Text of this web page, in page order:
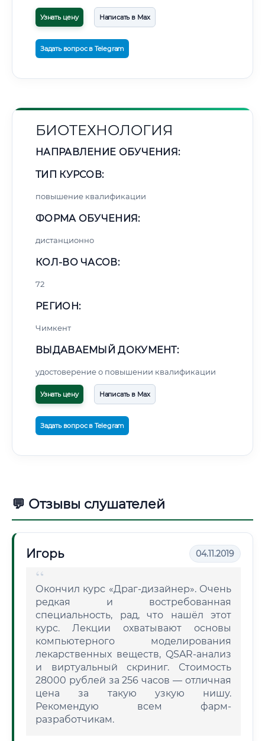
Узнать цену Написать в Max
Задать вопрос в Telegram
БИОТЕХНОЛОГИЯ
НАПРАВЛЕНИЕ ОБУЧЕНИЯ:
ТИП КУРСОВ:
повышение квалификации
ФОРМА ОБУЧЕНИЯ:
дистанционно
КОЛ-ВО ЧАСОВ:
72
РЕГИОН:
Чимкент
ВЫДАВАЕМЫЙ ДОКУМЕНТ:
удостоверение о повышении квалификации
Узнать цену Написать в Max
Задать вопрос в Telegram
💬 Отзывы слушателей
Игорь 04.11.2019
Окончил курс «Драг-дизайнер». Очень
редкая и востребованная
специальность, рад, что нашёл этот
курс. Лекции охватывают основы
компьютерного моделирования
лекарственных веществ, QSAR-анализ
и виртуальный скриниг. Стоимость
28000 рублей за 256 часов — отличная
цена за такую узкую нишу.
Рекомендую всем фарм-
разработчикам.